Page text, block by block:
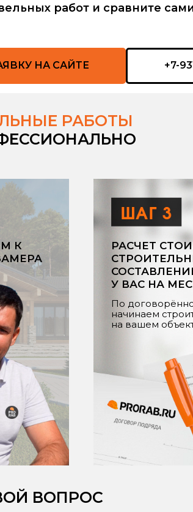
работ и сравните
НА САЙТЕ +7-
РАБОТЫ
РАСЧЕТ
У ВАС НА
По
начинаем
на вашем
К
ВОПРОС